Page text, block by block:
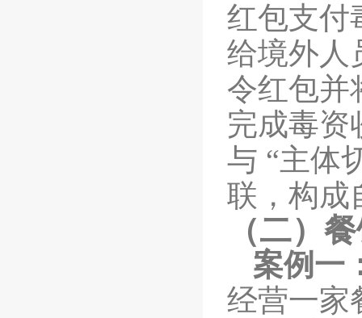
红包支付
给境外人
令红包并
完成毒资
与 “主体
联，构成
（二）
案例一
经营一家